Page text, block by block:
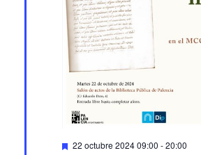
Featured
22 octubre 2024 09:00 -20:00